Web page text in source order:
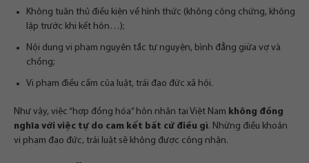
Không tuân thủ điều kiện về hình thức (không công chứng, không
lập trước khi kết hôn…);
Nội dung vi phạm nguyên tắc tự nguyện, bình đẳng giữa vợ và
chồng;
Vi phạm điều cấm của luật, trái đạo đức xã hội.
Như vậy, việc “hợp đồng hóa” hôn nhân tại Việt Nam không đồng
nghĩa với việc tự do cam kết bất cứ điều gì. Những điều khoản
vi phạm đạo đức, trái luật sẽ không được công nhận.